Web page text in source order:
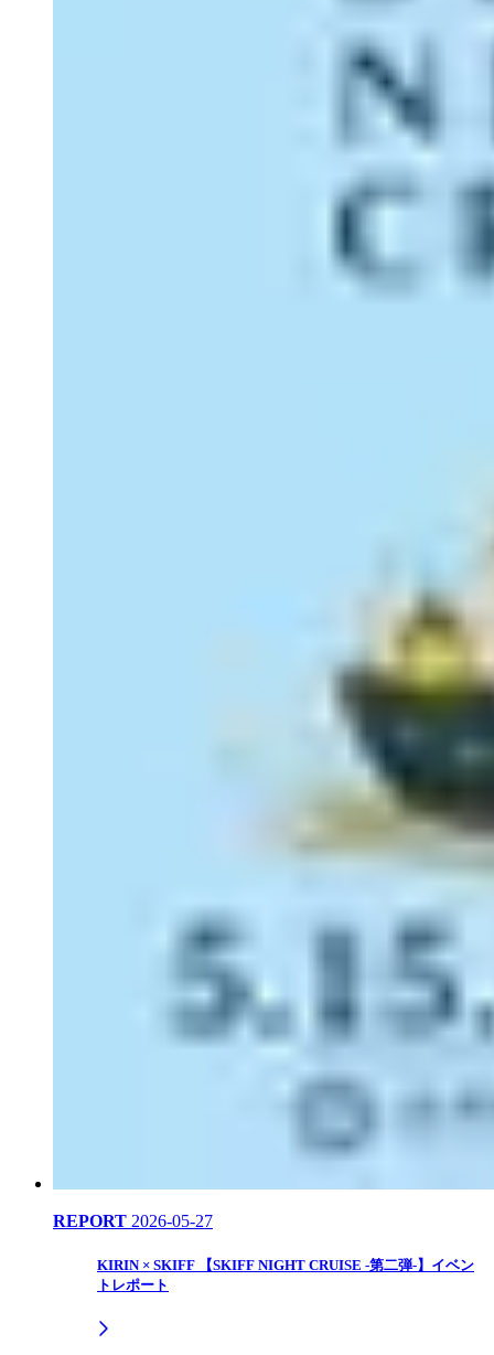
REPORT 2026-05-27
KIRIN × SKIFF 【SKIFF NIGHT CRUISE -第二弾-】イベン
トレポート